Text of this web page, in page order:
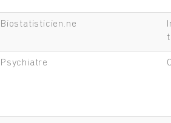
Biostatisticien.ne
Psychiatre